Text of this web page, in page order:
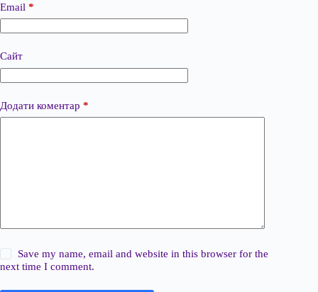
Email *
Сайт
Додати коментар *
Save my name, email and website in this browser for the
next time I comment.